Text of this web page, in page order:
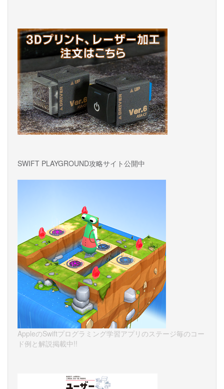
SWIFT PLAYGROUND攻略サイト公開中
AppleのSwiftプログラミング学習アプリのステージ毎のコー
ド例と解説掲載中!!